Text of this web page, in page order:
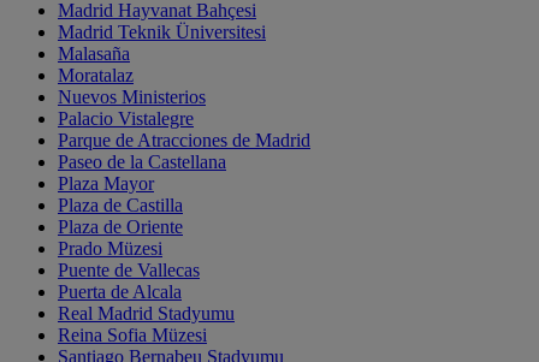
Madrid Hayvanat Bahçesi
Madrid Teknik Üniversitesi
Malasaña
Moratalaz
Nuevos Ministerios
Palacio Vistalegre
Parque de Atracciones de Madrid
Paseo de la Castellana
Plaza Mayor
Plaza de Castilla
Plaza de Oriente
Prado Müzesi
Puente de Vallecas
Puerta de Alcala
Real Madrid Stadyumu
Reina Sofia Müzesi
Santiago Bernabeu Stadyumu